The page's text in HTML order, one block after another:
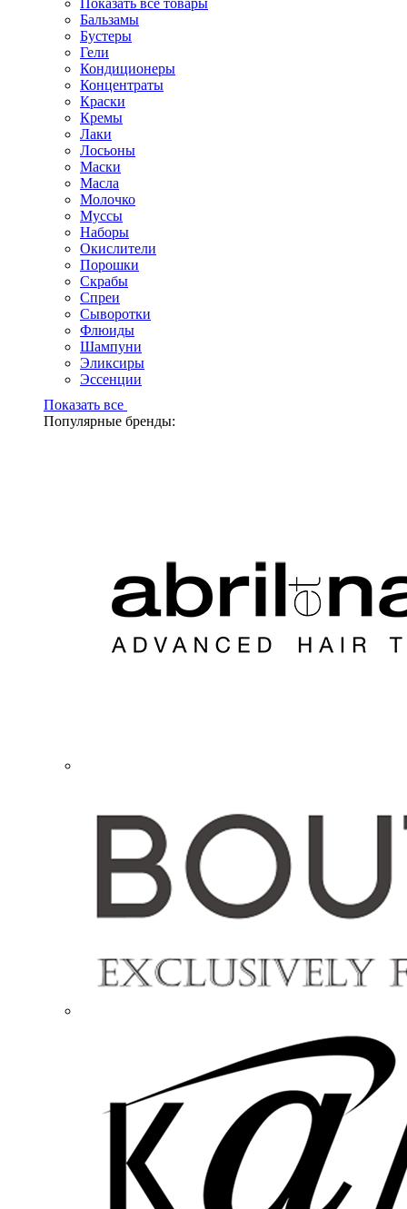
Показать все товары
Бальзамы
Бустеры
Гели
Кондиционеры
Концентраты
Краски
Кремы
Лаки
Лосьоны
Маски
Масла
Молочко
Муссы
Наборы
Окислители
Порошки
Скрабы
Спреи
Сыворотки
Флюиды
Шампуни
Эликсиры
Эссенции
Показать все
Популярные бренды: